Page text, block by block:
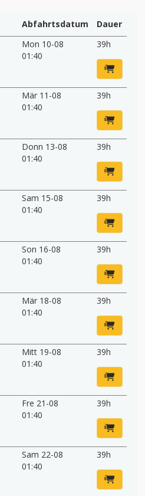
Abfahrtsdatum
Dauer
Mon 10-08
01:40
39h
Mär 11-08
01:40
39h
Donn 13-08
01:40
39h
Sam 15-08
01:40
39h
Son 16-08
01:40
39h
Mär 18-08
01:40
39h
Mitt 19-08
01:40
39h
Fre 21-08
01:40
39h
Sam 22-08
01:40
39h